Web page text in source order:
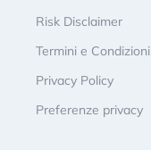
Risk Disclaimer
Termini e Condizioni
Privacy Policy
Preferenze privacy